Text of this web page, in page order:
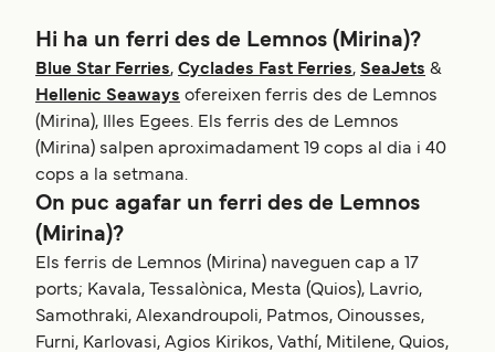
Hi ha un ferri des de Lemnos (Mirina)?
Blue Star Ferries, Cyclades Fast Ferries, SeaJets &
Hellenic Seaways ofereixen ferris des de Lemnos
(Mirina), Illes Egees. Els ferris des de Lemnos
(Mirina) salpen aproximadament 19 cops al dia i 40
cops a la setmana.
On puc agafar un ferri des de Lemnos
(Mirina)?
Els ferris de Lemnos (Mirina) naveguen cap a 17
ports; Kavala, Tessalònica, Mesta (Quios), Lavrio,
Samothraki, Alexandroupoli, Patmos, Oinousses,
Furni, Karlovasi, Agios Kirikos, Vathí, Mitilene, Quios,